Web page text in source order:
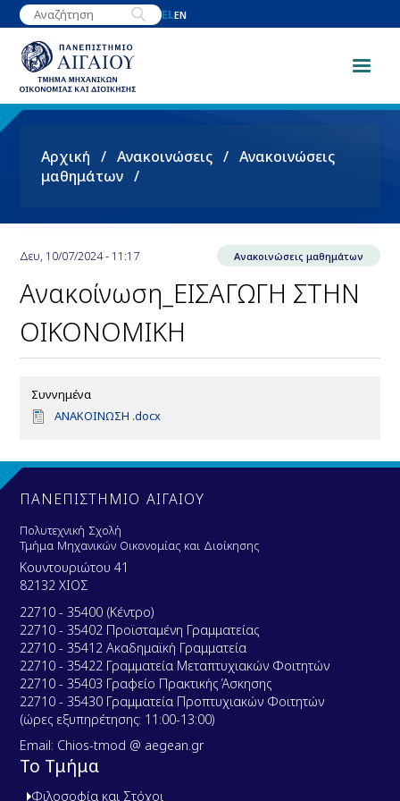
Παράκαμψη
προς
κυρίως
περιεχόμενο
ELEN
Breadcrumb
Αρχική Ανακοινώσεις
Ανακοινώσεις
μαθημάτων
Δευ, 10/07/2024 - 11:17 Ανακοινώσεις μαθημάτων
Ανακοίνωση_ΕΙΣΑΓΩΓΗ ΣΤΗΝ
ΟΙΚΟΝΟΜΙΚΗ
Συννημένα
D
u
e
n
t
ΑΝΑΚΟΙΝΩΣΗ .docx
ΠΑΝΕΠΙΣΤΗΜΙΟ ΑΙΓΑΙΟΥ
Πολυτεχνική Σχολή
Τμήμα Μηχανικών Οικονομίας και Διοίκησης
Κουντουριώτου 41
82132 ΧΙΟΣ
22710 - 35400 (Κέντρο)
22710 - 35402 Προϊσταμένη Γραμματείας
22710 - 35412 Ακαδημαϊκή Γραμματεία
22710 - 35422 Γραμματεία Μεταπτυχιακών Φοιτητών
22710 - 35403 Γραφείο Πρακτικής Άσκησης
22710 - 35430 Γραμματεία Προπτυχιακών Φοιτητών
(ώρες εξυπηρέτησης: 11:00-13:00)
Email: Chios-tmod @ aegean.gr
Το Τμήμα
Φιλοσοφία και Στόχοι